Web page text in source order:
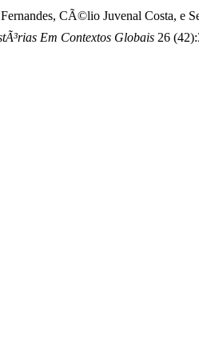
CÃ©lio Juvenal Costa, e
Em Contextos Globais 26